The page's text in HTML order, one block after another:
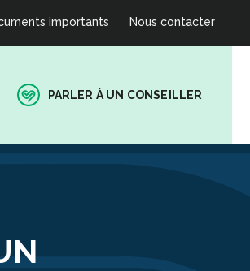
importants Nous contacter
PARLER À UN CONSEILLER